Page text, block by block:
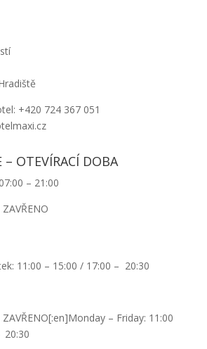
+420 724 367 051
– OTEVÍRACÍ DOBA
– 21:00
11:00 – 15:00 / 17:00 – 20:30
– Friday: 11:00
20:30